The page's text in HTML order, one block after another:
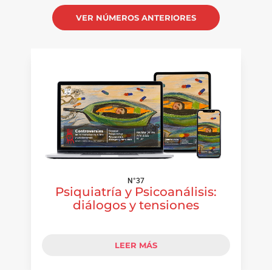
VER NÚMEROS ANTERIORES
N°37
Psiquiatría y Psicoanálisis:
diálogos y tensiones
LEER MÁS